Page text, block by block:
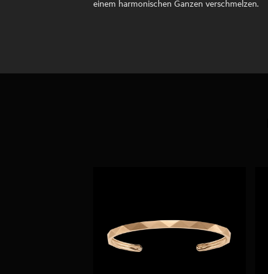
einem harmonischen Ganzen verschmelzen.